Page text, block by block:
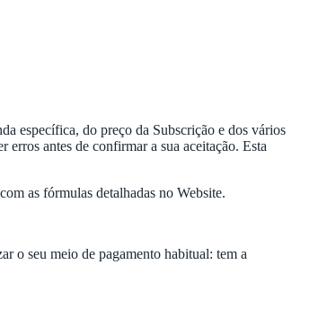
específica, do preço da Subscrição e dos vários
antes de confirmar a sua aceitação. Esta
as fórmulas detalhadas no Website.
o seu meio de pagamento habitual: tem a